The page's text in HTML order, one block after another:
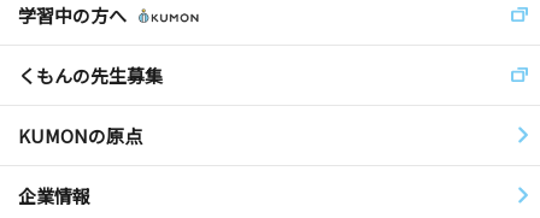
学習中の方へ
くもんの先生募集
KUMONの原点
企業情報